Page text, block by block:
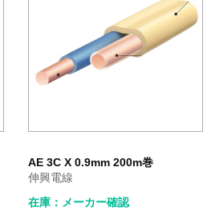
AE 3C X 0.9mm 200m巻
伸興電線
在庫：メーカー確認